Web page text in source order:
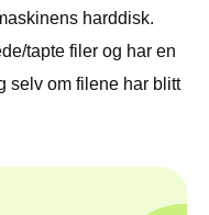
harddisk.
tapte filer og har en
selv om filene har blitt